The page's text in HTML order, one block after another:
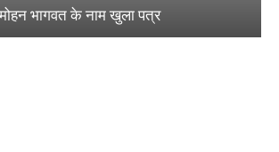
भागवत के नाम खुला पत्र